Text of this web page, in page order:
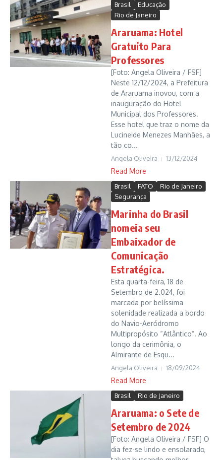
Brasil
Educação
Rio de Janeiro
Araruama: Hotel
Gratuito Para
Professores
[Foto: Angela Oliveira / FSF]
Neste 12/12/2024, a Prefeitura
de Araruama inovou, com a
inauguração do Hotel
Municipal dos Professores.
Esse hotel que traz o nome da
Lucineide Menezes Manhães, a
tão co...
Angela Oliveira 13/12/2024
Read More
Brasil FATO
Rio de Janeiro
Segurança
Marinha do Brasil
nomeia seu
Embaixador de
Comunicação
Estratégica.
Esta quarta-feira, 18 de
Setembro de 2.024, foi
marcada por belíssima
solenidade realizada a bordo
do Navio-Aeródromo
Multipropósito “Atlântico”. Ao
longo da cerimônia, o
Almirante de Esqu...
Angela Oliveira 18/09/2024
Read More
Brasil Rio de Janeiro
Araruama: o Sete de
Setembro de 2024
[Foto: Angela Oliveira / FSF] O
dia fez-se lindo e ensolarado,